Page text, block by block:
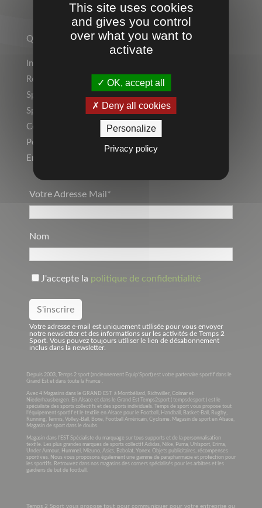
TEMPS 2 SPORT
Qui sommes-nous ?
Indépendant ? Rejoignez le Réseau Temps 2 Sport !
Rejoignez l’équipe !
Sports Individuels
Sport Collectif
Collectivités, Scolaire
Personnalisation, Marquage
Entreprise, Communication par l’objet
Votre Adresse Mail*
Nom
J'accepte la politique de confidentialité
Votre adresse e-mail est uniquement utilisée pour vous envoyer
notre newsletter et des informations sur les activités de Temps 2
Sport. Vous pouvez toujours utiliser le lien de désabonnement
inclus dans la newsletter.
Depuis 2003, Temps 2 sport (anciennement Equip’Sport) est votre partenaire sportif dans le
Grand Est et dans toute la France .
Avec 4 Magasins dans le GRAND EST à Montbéliard, Richwiller, Colmar et
Niederhausbergen. En Alsace et dans le Grand Est Temps2sport ( tempsdesport ) est le
spécialiste des sports collectifs et des sports individuels. Temps de sport vous propose tout
l’équipement sportif et le textile en Alsace pour le Football, Handball, Basket-Ball, Rugby,
Running, Tennis, Volley-Ball, Boxe, Football Américain, Cyclisme. Magasin de sport en Alsace,
Magasin de sport dans le doubs.
Magasin dans l’EST Spécialiste du marquage sur tous supports et de la personnalisation
textile. Les plus grandes marques de sports collectif Adidas, Nike, Puma, Uhlsport, Erima,
Under Armour, Hummel, Mizuno, Asics, Babolat, Yonex. Objets publicitaires, récompenses
sportives. Nous vous proposons également une gamme de parapharmacie et protection pour
les sportifs. Retrouvez dans nos magasins des corners spécialisés pour les arbitres et les
gardiens de but de football.
Temps 2 Sport vous propose tout pour communiquer pour votre entreprise ou
This site uses cookies
and gives you control
over what you want to
activate
OK, accept all
Deny all cookies
Personalize
Privacy policy